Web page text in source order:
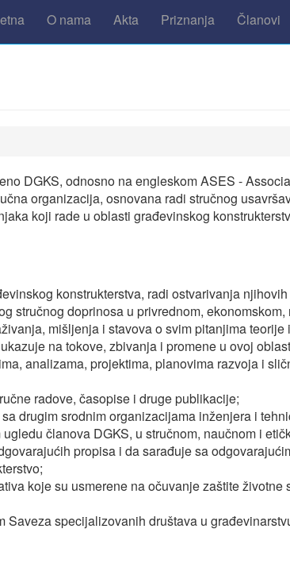
O nama Akta Priznanja Članovi
DGKS, odnosno na engleskom ASES -
organizacija, osnovana radi stručnog
koji rade u oblasti građevinskog
konstrukterstva, radi ostvarivanja
stručnog doprinosa u privrednom,
mišljenja i stavova o svim pitanjima
na tokove, zbivanja i promene u ovoj
analizama, projektima, planovima razvoja i
radove, časopise i druge publikacije;
drugim srodnim organizacijama inženjera i
članova DGKS, u stručnom, naučnom i
propisa i da sarađuje sa
koje su usmerene na očuvanje zaštite
Saveza specijalizovanih društava u